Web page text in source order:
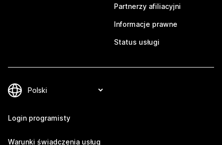
Partnerzy afiliacyjni
Informacje prawne
Status usługi
Login programisty
Warunki świadczenia usług